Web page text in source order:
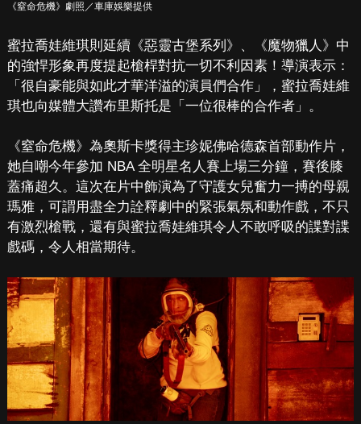
《窒命危機》劇照／車庫娛樂提供
蜜拉喬娃維琪則延續《惡靈古堡系列》、《魔物獵人》中
的強悍形象再度提起槍桿對抗一切不利因素！導演表示：
「很自豪能與如此才華洋溢的演員們合作」，蜜拉喬娃維
琪也向媒體大讚布里斯托是「一位很棒的合作者」。
《窒命危機》為奧斯卡獎得主珍妮佛哈德森首部動作片，
她自嘲今年參加 NBA 全明星名人賽上場三分鐘，賽後膝
蓋痛超久。這次在片中飾演為了守護女兒奮力一搏的母親
瑪雅，可謂用盡全力詮釋劇中的緊張氣氛和動作戲，不只
有激烈槍戰，還有與蜜拉喬娃維琪令人不敢呼吸的諜對諜
戲碼，令人相當期待。